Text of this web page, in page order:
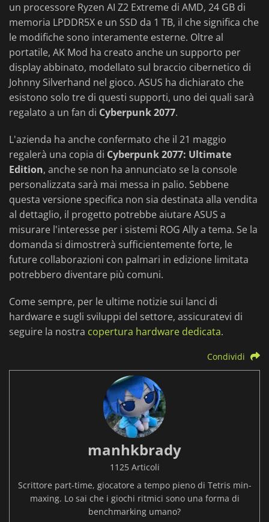
un processore Ryzen AI Z2 Extreme di AMD, 24 GB di
memoria LPDDR5X e un SSD da 1 TB, il che significa che
le modifiche sono interamente esterne. Oltre al
portatile, AK Mod ha creato anche un supporto per
display abbinato, modellato sul braccio cibernetico di
Johnny Silverhand nel gioco. ASUS ha dichiarato che
esistono solo tre di questi supporti, uno dei quali sarà
regalato a un fan di Cyberpunk 2077.
L'azienda ha anche confermato che il 21 maggio
regalerà una copia di Cyberpunk 2077: Ultimate
Edition, anche se non ha annunciato se la console
personalizzata sarà mai messa in palio. Sebbene
questa versione specifica non sia destinata alla vendita
al dettaglio, il progetto potrebbe aiutare ASUS a
misurare l'interesse per i sistemi ROG Ally a tema. Se la
domanda si dimostrerà sufficientemente forte, le
future collaborazioni con palmari in edizione limitata
potrebbero diventare più comuni.
Come sempre, per le ultime notizie sui lanci di
hardware e sugli sviluppi del settore, assicuratevi di
seguire la nostra copertura hardware dedicata.
Condividi
manhkbrady
1125 Articoli
Scrittore part-time, giocatore a tempo pieno di Tetris min-
maxing. Lo sai che i giochi ritmici sono una forma di
benchmarking umano?